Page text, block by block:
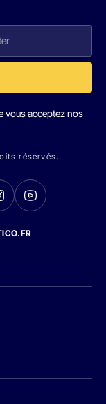
vous acceptez nos
réservés.